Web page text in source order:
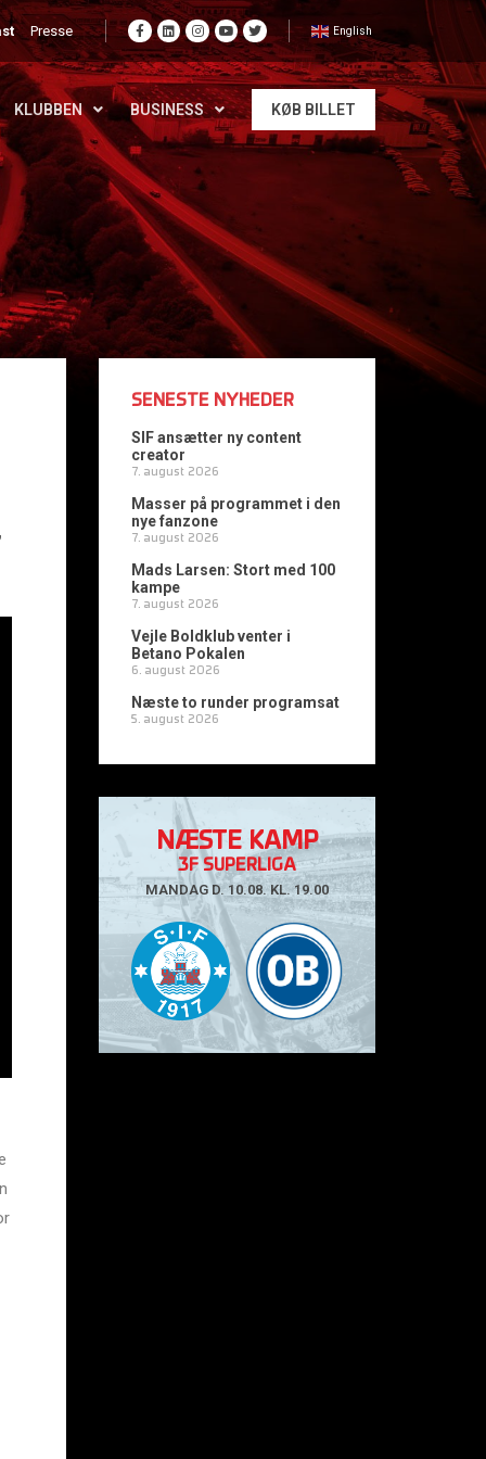
Presse English
KLUBBEN BUSINESS KØB BILLET
SENESTE NYHEDER
SIF ansætter ny content
creator
7. august 2026
Masser på programmet i den
nye fanzone
7. august 2026
Mads Larsen: Stort med 100
kampe
7. august 2026
Vejle Boldklub venter i
Betano Pokalen
6. august 2026
Næste to runder programsat
5. august 2026
NÆSTE KAMP
3F SUPERLIGA
MANDAG D. 10.08. KL. 19.00